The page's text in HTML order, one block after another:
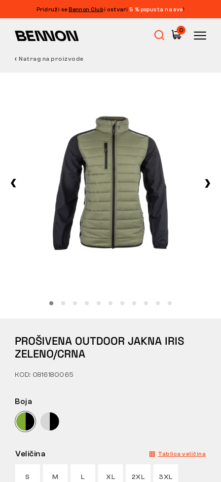
Pridruži seBennon Clubi ostvari 5 % popusta na sve!
0
Obuća za slobodno vrijeme
O NAMA
TRGOVINA I BISTRO
KONTAKT
POVRATI
Natrag na proizvode
PROŠIVENA OUTDOOR JAKNA IRIS
ZELENO/CRNA
KOD: 0816180065
Boja
Veličina Tablica veličina
S M L XL 2XL 3XL